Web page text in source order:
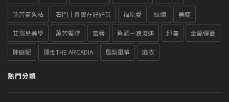
瑞芳氣象站 石門十景實在好好玩 福原愛 紋繡 美睫
艾瑞兒美學 萬芳醫院 蜜唇 角頭－浪流連 邱澤 金屬彈簧
陳庭妮 隱世THE ARCADIA 風梨風箏 麻衣
熱門分類